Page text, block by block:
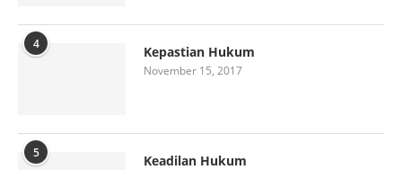
4 Kepastian Hukum
November 15, 2017
5 Keadilan Hukum